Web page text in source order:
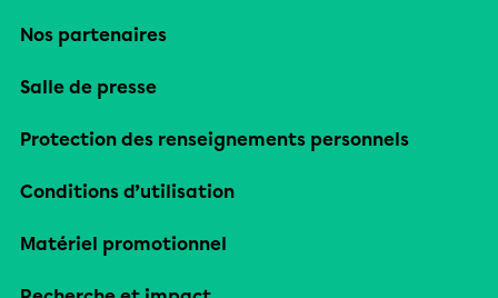
Nos partenaires
Salle de presse
Protection des renseignements personnels
Conditions d’utilisation
Matériel promotionnel